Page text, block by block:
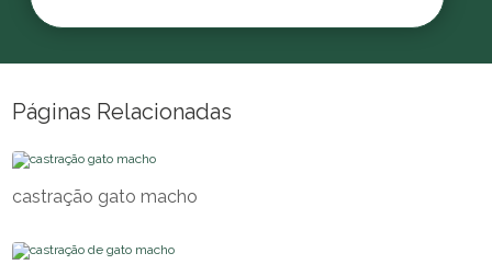
Páginas Relacionadas
castração gato macho